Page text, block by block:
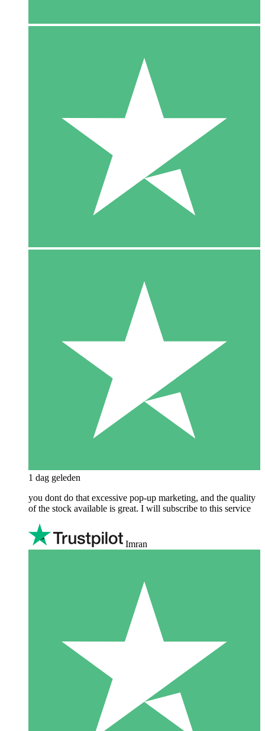
1 dag geleden
you dont do that excessive pop-up marketing, and the quality
of the stock available is great. I will subscribe to this service
Imran